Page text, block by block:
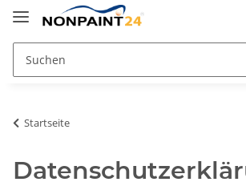
Startseite